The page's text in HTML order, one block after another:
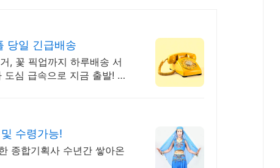
당일 긴급배송
, 꽃 픽업까지 하루배송 서
심 급속으로 지금 출발! 하
수령가능!
종합기획사 수년간 쌓아온